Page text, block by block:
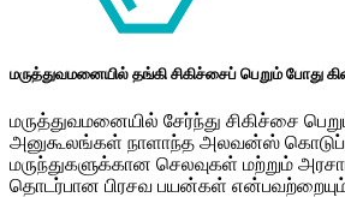
மருத்துவமனையில் தங்கி சிகிச்சைப் பெறும் போது
மருத்துவமனையில் சேர்ந்து சிகிச்சை
அனுகூலங்கள் நாளாந்த அலவன்ஸ்
மருந்துகளுக்கான செலவுகள் மற்றும்
தொடர்பான பிரசவ பயன்கள்